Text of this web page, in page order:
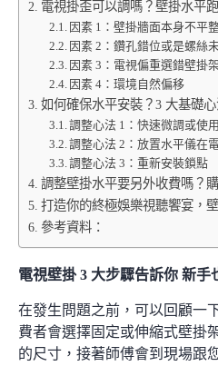
電視掛歪可以調嗎？壁掛水平
因素 1：壁掛牆面本身不平
因素 2：鑽孔錯位或是螺絲
因素 3：電視偏重選錯壁掛
因素 4：環境自然偏移
如何確保水平安裝？3 大基礎
調整心法 1：快速微調或使
調整心法 2：放置水平儀在
調整心法 3：重新安裝鎖點
調整壁掛水平要另外收費嗎？
打造你的終極娛樂視聽饗宴，
參考資料：
電視壁掛 3 大步驟告訴你 新手
在發生問題之前，可以回顧一
費者會選擇固定或伸縮式壁掛
的尺寸，接著師傅會到現場跟